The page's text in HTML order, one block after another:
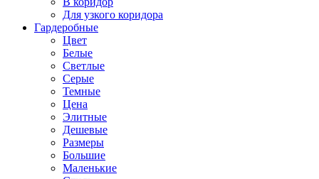
Для узкого коридора
Гардеробные
Цвет
Белые
Светлые
Серые
Темные
Цена
Элитные
Дешевые
Размеры
Большие
Маленькие